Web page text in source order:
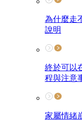
為什麼走
說明
終於可以
程與注意
家屬情緒